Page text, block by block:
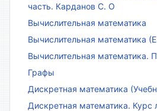
часть. Карданов С. О
Вычислительная математика
Вычислительная математика
Вычислительная математика.
Графы
Дискретная математика
Дискретная математика.